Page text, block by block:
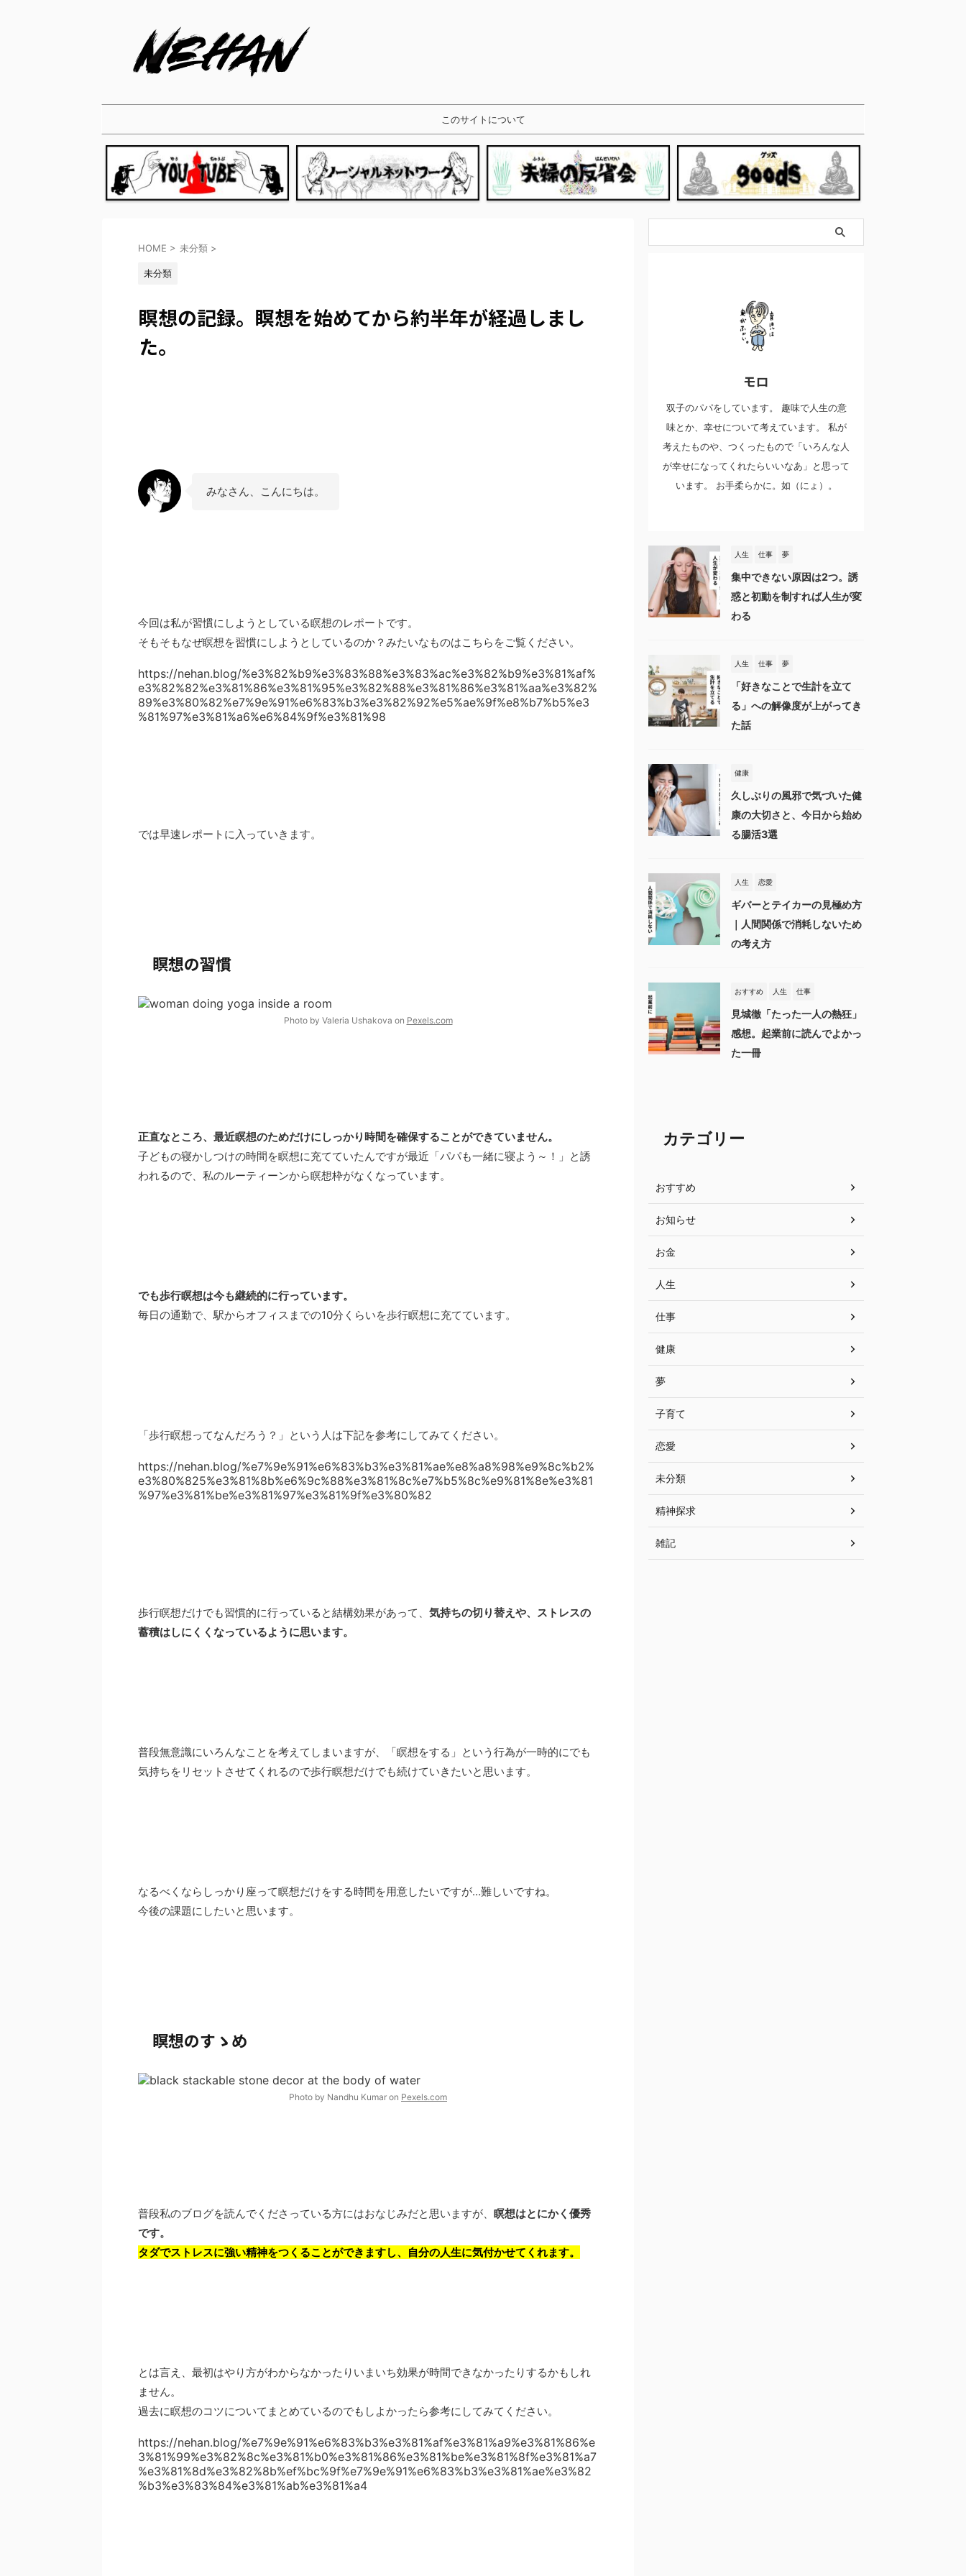
このサイトについて
HOME > 未分類 >
未分類
瞑想の記録。瞑想を始めてから約半年が経過しまし
た。
みなさん、こんにちは。
今回は私が習慣にしようとしている瞑想のレポートです。
そもそもなぜ瞑想を習慣にしようとしているのか？みたいなものはこちらをご覧ください。
https://nehan.blog/%e3%82%b9%e3%83%88%e3%83%ac%e3%82%b9%e3%81%af%
e3%82%82%e3%81%86%e3%81%95%e3%82%88%e3%81%86%e3%81%aa%e3%82%
89%e3%80%82%e7%9e%91%e6%83%b3%e3%82%92%e5%ae%9f%e8%b7%b5%e3
%81%97%e3%81%a6%e6%84%9f%e3%81%98
では早速レポートに入っていきます。
瞑想の習慣
Photo by Valeria Ushakova on Pexels.com
正直なところ、最近瞑想のためだけにしっかり時間を確保することができていません。
子どもの寝かしつけの時間を瞑想に充てていたんですが最近「パパも一緒に寝よう～！」と誘
われるので、私のルーティーンから瞑想枠がなくなっています。
でも歩行瞑想は今も継続的に行っています。
毎日の通勤で、駅からオフィスまでの10分くらいを歩行瞑想に充てています。
「歩行瞑想ってなんだろう？」という人は下記を参考にしてみてください。
https://nehan.blog/%e7%9e%91%e6%83%b3%e3%81%ae%e8%a8%98%e9%8c%b2%
e3%80%825%e3%81%8b%e6%9c%88%e3%81%8c%e7%b5%8c%e9%81%8e%e3%81
%97%e3%81%be%e3%81%97%e3%81%9f%e3%80%82
歩行瞑想だけでも習慣的に行っていると結構効果があって、 気持ちの切り替えや、ストレスの
蓄積はしにくくなっているように思います。
普段無意識にいろんなことを考えてしまいますが、「瞑想をする」という行為が一時的にでも
気持ちをリセットさせてくれるので歩行瞑想だけでも続けていきたいと思います。
なるべくならしっかり座って瞑想だけをする時間を用意したいですが…難しいですね。
今後の課題にしたいと思います。
瞑想のすゝめ
Photo by Nandhu Kumar on Pexels.com
普段私のブログを読んでくださっている方にはおなじみだと思いますが、 瞑想はとにかく優秀
です。
タダでストレスに強い精神をつくることができますし、自分の人生に気付かせてくれます。
とは言え、最初はやり方がわからなかったりいまいち効果が時間できなかったりするかもしれ
ません。
過去に瞑想のコツについてまとめているのでもしよかったら参考にしてみてください。
https://nehan.blog/%e7%9e%91%e6%83%b3%e3%81%af%e3%81%a9%e3%81%86%e
3%81%99%e3%82%8c%e3%81%b0%e3%81%86%e3%81%be%e3%81%8f%e3%81%a7
%e3%81%8d%e3%82%8b%ef%bc%9f%e7%9e%91%e6%83%b3%e3%81%ae%e3%82
%b3%e3%83%84%e3%81%ab%e3%81%a4
モロ
双子のパパをしています。 趣味で人生の意
味とか、幸せについて考えています。 私が
考えたものや、つくったもので「いろんな人
が幸せになってくれたらいいなあ」と思って
います。 お手柔らかに。如（にょ）。
人生 仕事 夢
集中できない原因は2つ。誘
惑と初動を制すれば人生が変
わる
人生 仕事 夢
「好きなことで生計を立て
る」への解像度が上がってき
た話
健康
久しぶりの風邪で気づいた健
康の大切さと、今日から始め
る腸活3選
人生 恋愛
ギバーとテイカーの見極め方
｜人間関係で消耗しないため
の考え方
おすすめ 人生 仕事
見城徹「たった一人の熱狂」
感想。起業前に読んでよかっ
た一冊
カテゴリー
おすすめ
お知らせ
お金
人生
仕事
健康
夢
子育て
恋愛
未分類
精神探求
雑記